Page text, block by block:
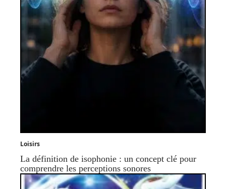
Loisirs
La définition de isophonie : un concept clé pour
comprendre les perceptions sonores